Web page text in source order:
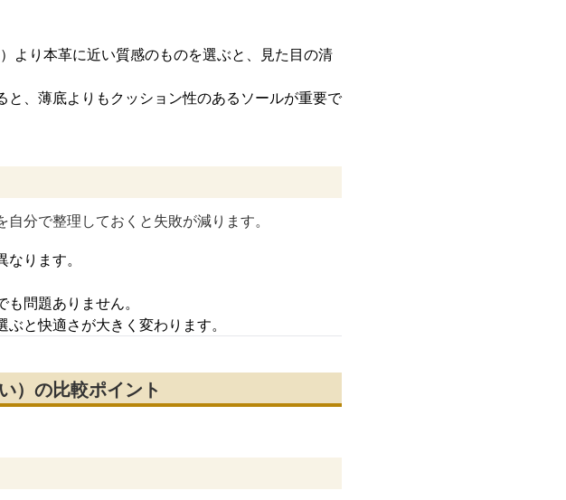
より本革に近い質感のものを選ぶと、見た目の清
と、薄底よりもクッション性のあるソールが重要で
分で整理しておくと失敗が減ります。
ります。
問題ありません。
と快適さが大きく変わります。
）の比較ポイント